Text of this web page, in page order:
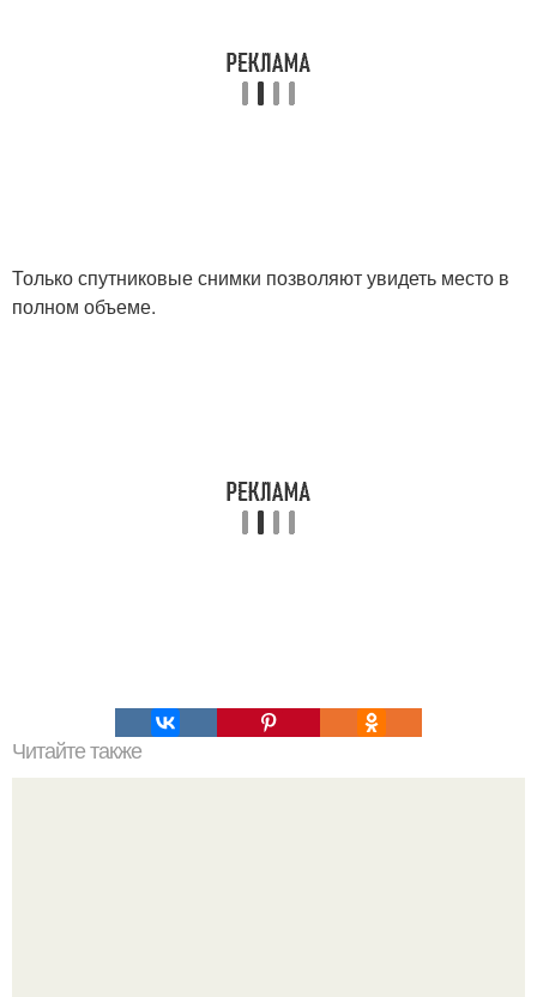
Только спутниковые снимки позволяют увидеть место в
полном объеме.
Читайте также